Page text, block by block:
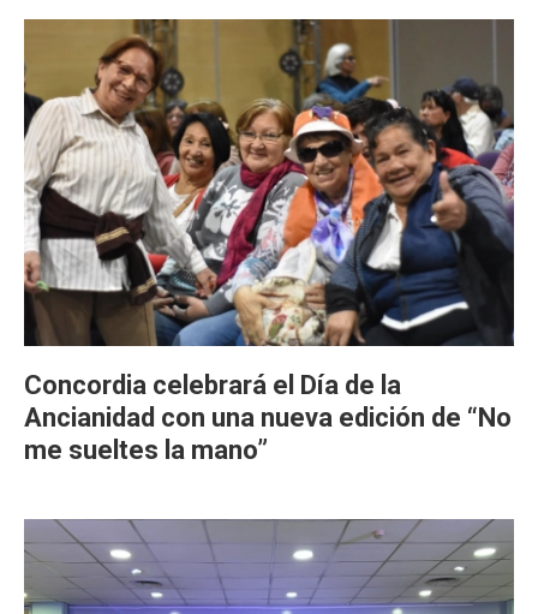
Concordia celebrará el Día de la
Ancianidad con una nueva edición de “No
me sueltes la mano”